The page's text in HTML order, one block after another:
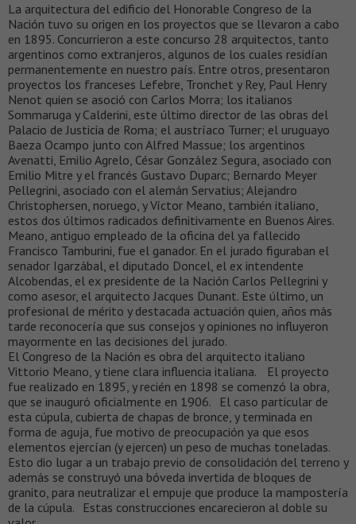
La arquitectura del edificio del Honorable Congreso de la
Nación tuvo su origen en los proyectos que se llevaron a cabo
en 1895. Concurrieron a este concurso 28 arquitectos, tanto
argentinos como extranjeros, algunos de los cuales residían
permanentemente en nuestro país. Entre otros, presentaron
proyectos los franceses Lefebre, Tronchet y Rey, Paul Henry
Nenot quien se asoció con Carlos Morra; los italianos
Sommaruga y Calderini, este último director de las obras del
Palacio de Justicia de Roma; el austríaco Turner; el uruguayo
Baeza Ocampo junto con Alfred Massue; los argentinos
Avenatti, Emilio Agrelo, César González Segura, asociado con
Emilio Mitre y el francés Gustavo Duparc; Bernardo Meyer
Pellegrini, asociado con el alemán Servatius; Alejandro
Christophersen, noruego, y Víctor Meano, también italiano,
estos dos últimos radicados definitivamente en Buenos Aires.
Meano, antiguo empleado de la oficina del ya fallecido
Francisco Tamburini, fue el ganador. En el jurado figuraban el
senador Igarzábal, el diputado Doncel, el ex intendente
Alcobendas, el ex presidente de la Nación Carlos Pellegrini y
como asesor, el arquitecto Jacques Dunant. Este último, un
profesional de mérito y destacada actuación quien, años más
tarde reconocería que sus consejos y opiniones no influyeron
mayormente en las decisiones del jurado.
El Congreso de la Nación es obra del arquitecto italiano
Vittorio Meano, y tiene clara influencia italiana. El proyecto
fue realizado en 1895, y recién en 1898 se comenzó la obra,
que se inauguró oficialmente en 1906. El caso particular de
esta cúpula, cubierta de chapas de bronce, y terminada en
forma de aguja, fue motivo de preocupación ya que esos
elementos ejercían (y ejercen) un peso de muchas toneladas.
Esto dio lugar a un trabajo previo de consolidación del terreno y
además se construyó una bóveda invertida de bloques de
granito, para neutralizar el empuje que produce la mampostería
de la cúpula. Estas construcciones encarecieron al doble su